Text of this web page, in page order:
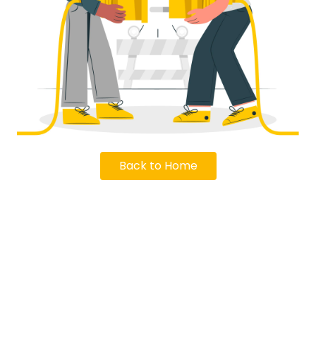
Back to Home